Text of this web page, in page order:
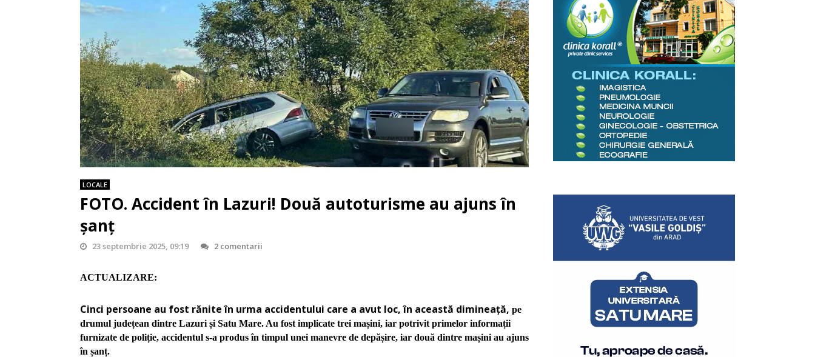
LOCALE
FOTO. Accident în Lazuri! Două autoturisme au ajuns în
șanț
23 septembrie 2025, 09:19 2 comentarii
ACTUALIZARE:
Cinci persoane au fost rănite în urma accidentului care a avut loc, în această dimineață, pe
drumul județean dintre Lazuri și Satu Mare. Au fost implicate trei mașini, iar potrivit primelor informații
furnizate de poliție, accidentul s-a produs în timpul unei manevre de depășire, iar două dintre mașini au ajuns
în șanț.